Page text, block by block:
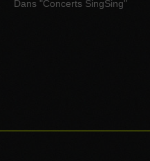
Dans "Concerts SingSing"